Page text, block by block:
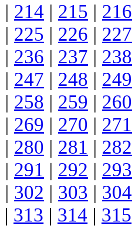
| 214 | 215 | 216
| 225 | 226 | 227
| 236 | 237 | 238
| 247 | 248 | 249
| 258 | 259 | 260
| 269 | 270 | 271
| 280 | 281 | 282
| 291 | 292 | 293
| 302 | 303 | 304
| 313 | 314 | 315